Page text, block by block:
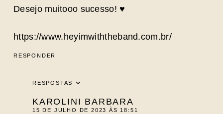
Desejo muitooo sucesso! ♥
https://www.heyimwiththeband.com.br/
RESPONDER
RESPOSTAS
KAROLINI BARBARA
15 DE JULHO DE 2023 ÀS 18:51